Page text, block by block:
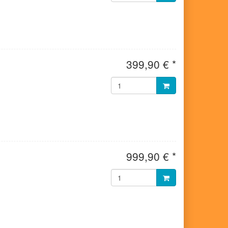
399,90 € *
999,90 € *